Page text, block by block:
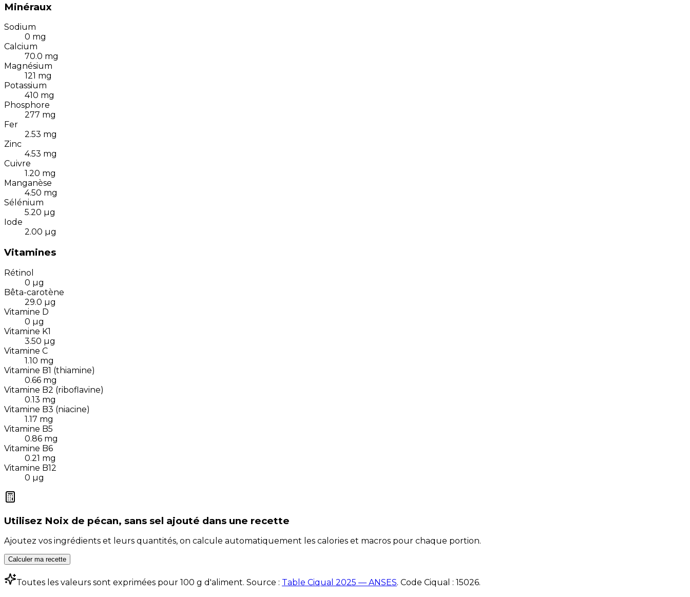
Minéraux
Sodium
0 mg
Calcium
70.0 mg
Magnésium
121 mg
Potassium
410 mg
Phosphore
277 mg
Fer
2.53 mg
Zinc
4.53 mg
Cuivre
1.20 mg
Manganèse
4.50 mg
Sélénium
5.20 µg
Iode
2.00 µg
Vitamines
Rétinol
0 µg
Bêta-carotène
29.0 µg
Vitamine D
0 µg
Vitamine K1
3.50 µg
Vitamine C
1.10 mg
Vitamine B1 (thiamine)
0.66 mg
Vitamine B2 (riboflavine)
0.13 mg
Vitamine B3 (niacine)
1.17 mg
Vitamine B5
0.86 mg
Vitamine B6
0.21 mg
Vitamine B12
0 µg
Utilisez Noix de pécan, sans sel ajouté dans une recette
Ajoutez vos ingrédients et leurs quantités, on calcule automatiquement les calories et macros pour chaque portion.
Calculer ma recette
Toutes les valeurs sont exprimées pour 100 g d'aliment. Source : Table Ciqual 2025 — ANSES. Code Ciqual : 15026.